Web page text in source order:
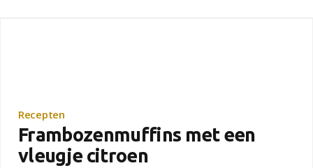
Recepten
Frambozenmuffins met een
vleugje citroen